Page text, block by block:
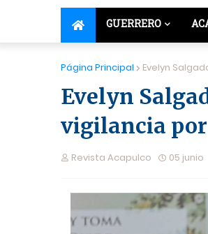
GUERRERO
Página Principal Evelyn
Evelyn
vigilancia
Revista Acapulco 05 junio